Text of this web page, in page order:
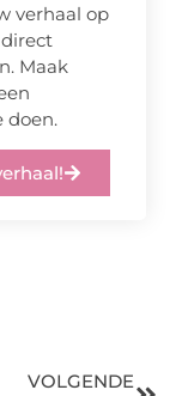
verhaal op
Maak
doen.
VOLGENDE